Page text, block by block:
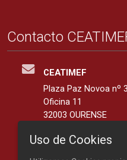
Contacto
CEATIMEF
Plaza Paz Novoa nº
Oficina 11
32003 OURENSE
Uso de Cookies